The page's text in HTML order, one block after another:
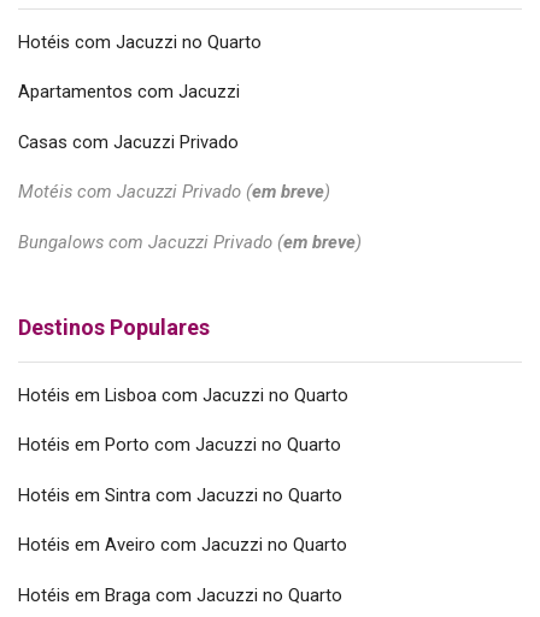
Hotéis com Jacuzzi no Quarto
Apartamentos com Jacuzzi
Casas com Jacuzzi Privado
Motéis com Jacuzzi Privado (em breve)
Bungalows com Jacuzzi Privado (em breve)
Destinos Populares
Hotéis em Lisboa com Jacuzzi no Quarto
Hotéis em Porto com Jacuzzi no Quarto
Hotéis em Sintra com Jacuzzi no Quarto
Hotéis em Aveiro com Jacuzzi no Quarto
Hotéis em Braga com Jacuzzi no Quarto